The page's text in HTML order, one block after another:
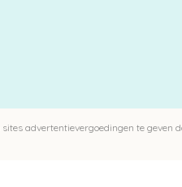
advertentievergoedingen te geven